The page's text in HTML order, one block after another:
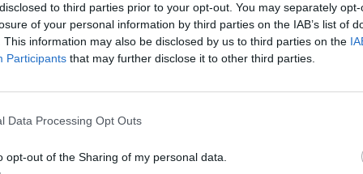
to third parties prior to your opt-out. You may separately
of your personal information by third parties on the IAB’s list of
This information may also be disclosed by us to third parties on the
Participants that may further disclose it to other third parties.
Data Processing Opt Outs
opt-out of the Sharing of my personal data.
csak részben. „Ma reggeltől folyik a
és több padot helyezzünk ki.
megtisztítása is
Hunor Jenő, a Csík Metropoliszövezet
Hosszabb távon a pallót is kicserélik, a